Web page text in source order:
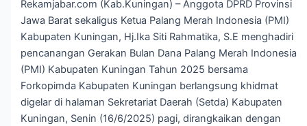
Rekamjabar.com (Kab.Kuningan) – Anggota DPRD Provinsi
Jawa Barat sekaligus Ketua Palang Merah Indonesia (PMI)
Kabupaten Kuningan, Hj.Ika Siti Rahmatika, S.E menghadiri
pencanangan Gerakan Bulan Dana Palang Merah Indonesia
(PMI) Kabupaten Kuningan Tahun 2025 bersama
Forkopimda Kabupaten Kuningan berlangsung khidmat
digelar di halaman Sekretariat Daerah (Setda) Kabupaten
Kuningan, Senin (16/6/2025) pagi, dirangkaikan dengan